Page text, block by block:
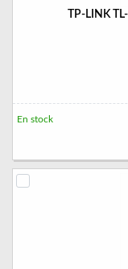
TP-LINK
En stock